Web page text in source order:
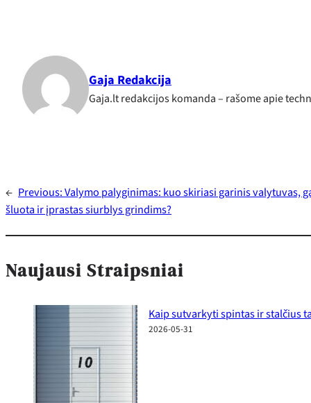
Gaja Redakcija
Gaja.lt redakcijos komanda – rašome apie
← Previous:Valymo palyginimas: kuo skiriasi garinis valytuvas,
šluota ir įprastas siurblys grindims?
Naujausi Straipsniai
Kaip sutvarkyti spintas ir stalčius
2026-05-31